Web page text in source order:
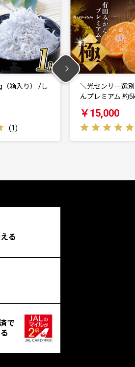
／極 有田みか
5k…
(1
骨無し 無添加
さばのセット
￥19,000
る
で